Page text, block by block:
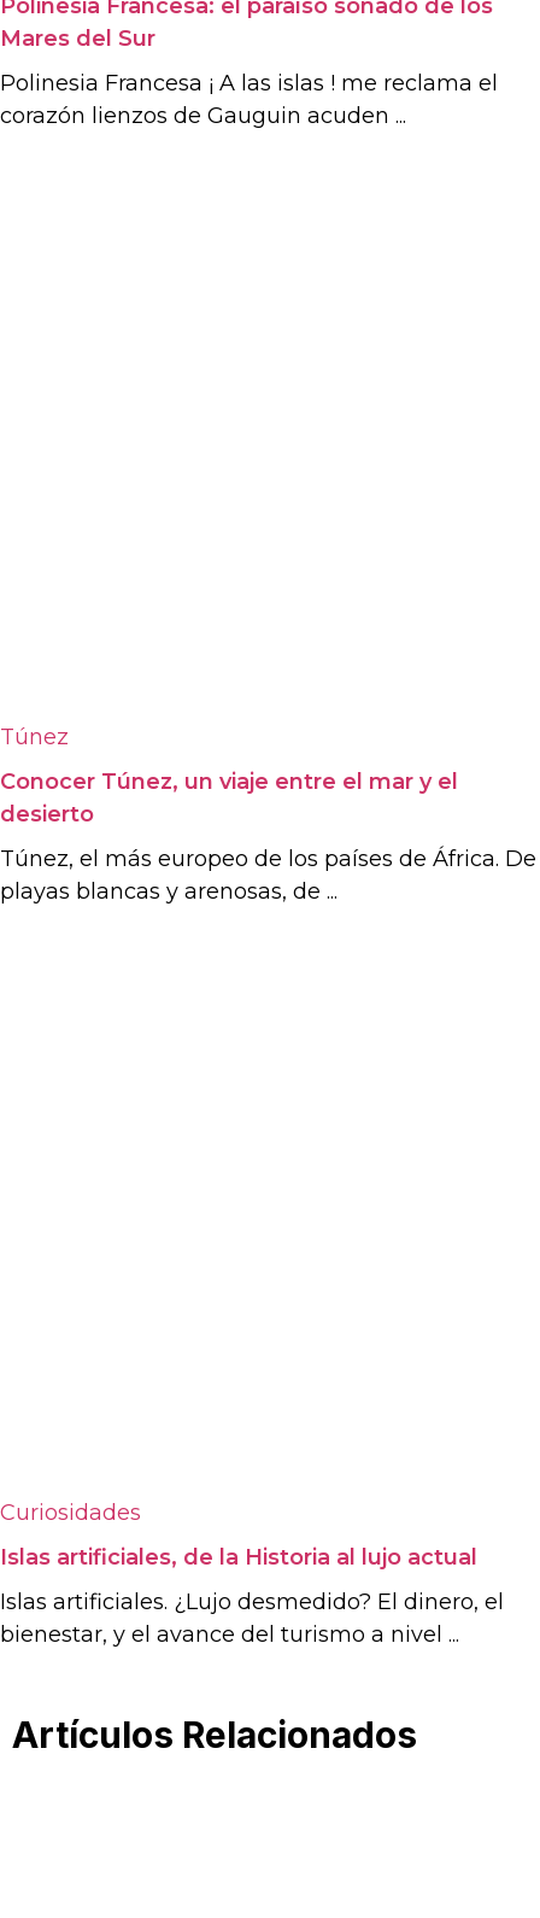
Polinesia Francesa: el paraíso soñado de los
Mares del Sur
Polinesia Francesa ¡ A las islas ! me reclama el
corazón lienzos de Gauguin acuden ...
Túnez
Conocer Túnez, un viaje entre el mar y el
desierto
Túnez, el más europeo de los países de África. De
playas blancas y arenosas, de ...
Curiosidades
Islas artificiales, de la Historia al lujo actual
Islas artificiales. ¿Lujo desmedido? El dinero, el
bienestar, y el avance del turismo a nivel ...
Artículos Relacionados